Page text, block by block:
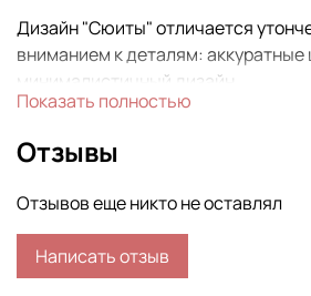
Дизайн "Сюиты" отличается
вниманием к деталям:
минималистичный дизайн.
Показать полностью
Отзывы
Отзывов еще никто не оставлял
Написать отзыв